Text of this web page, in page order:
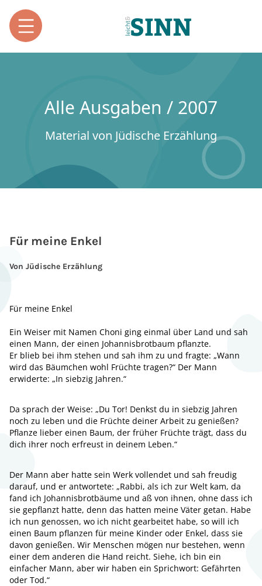
Alle Ausgaben / 2007
Material von Jüdische Erzählung
Für meine Enkel
Von Jüdische Erzählung
Für meine Enkel
Ein Weiser mit Namen Choni ging einmal über Land und sah
einen Mann, der einen Johannisbrotbaum pflanzte.
Er blieb bei ihm stehen und sah ihm zu und fragte: „Wann
wird das Bäumchen wohl Früchte tragen?“ Der Mann
erwiderte: „In siebzig Jahren.“
Da sprach der Weise: „Du Tor! Denkst du in siebzig Jahren
noch zu leben und die Früchte deiner Arbeit zu genießen?
Pflanze lieber einen Baum, der früher Früchte trägt, dass du
dich ihrer noch erfreust in deinem Leben.“
Der Mann aber hatte sein Werk vollendet und sah freudig
darauf, und er antwortete: „Rabbi, als ich zur Welt kam, da
fand ich Johannisbrotbäume und aß von ihnen, ohne dass ich
sie gepflanzt hatte, denn das hatten meine Väter getan. Habe
ich nun genossen, wo ich nicht gearbeitet habe, so will ich
einen Baum pflanzen für meine Kinder oder Enkel, dass sie
davon genießen. Wir Menschen mögen nur bestehen, wenn
einer dem anderen die Hand reicht. Siehe, ich bin ein
einfacher Mann, aber wir haben ein Sprichwort: Gefährten
oder Tod.“